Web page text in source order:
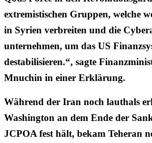
extremistischen Gruppen, welche
in Syrien verbreiten und die
unternehmen, um das US
destabilisieren.“, sagte
Mnuchin in einer Erklärung.
Während der Iran noch lauthals
Washington an dem Ende der
JCPOA fest hält, bekam Teheran